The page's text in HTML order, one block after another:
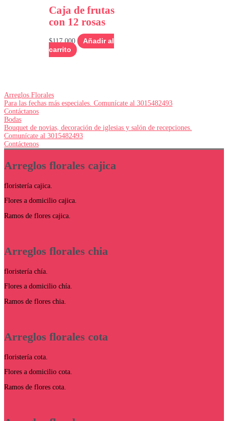
Caja de frutas
con 12 rosas
$117,000
Añadir al
carrito
Arreglos Florales
Para las fechas más especiales. Comunícate al 3015482493
Contáctanos
Bodas
Bouquet de novias, decoración de iglesias y salón de recepciones.
Comunícate al 3015482493
Contáctenos
Arreglos florales cajica
floristería cajica.
Flores a domicilio cajica.
Ramos de flores cajica.
Arreglos florales chia
floristería chía.
Flores a domicilio chía.
Ramos de flores chia.
Arreglos florales cota
floristería cota.
Flores a domicilio cota.
Ramos de flores cota.